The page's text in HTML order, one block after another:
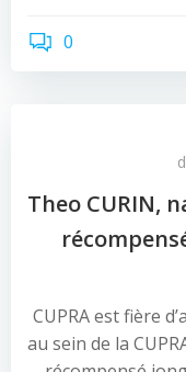
0
Theo CURIN,
CUPRA est fière
au sein de la